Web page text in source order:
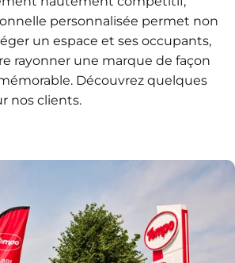
personnalisée permet non
un espace et ses occupants,
rayonner une marque de façon
Découvrez quelques
nos clients.